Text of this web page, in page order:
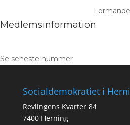
Medlemsinformation
Se seneste nummer
Socialdemokratiet i
Revlingens Kvarter 84
7400 Herning